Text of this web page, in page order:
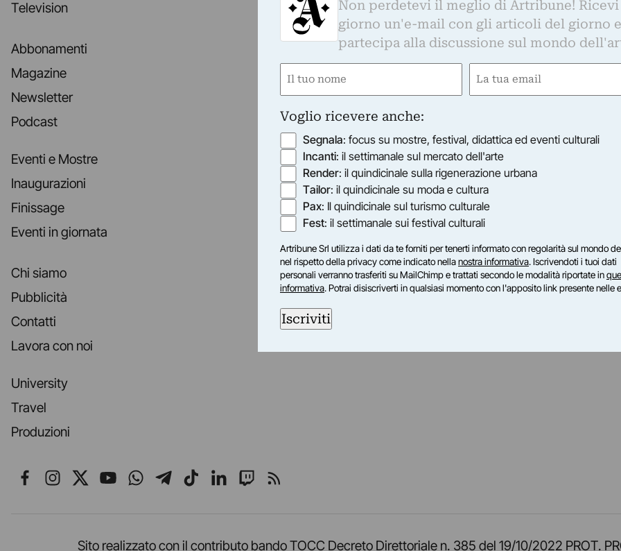
Television
Abbonamenti
Magazine
Newsletter
Podcast
Eventi e Mostre
Inaugurazioni
Finissage
Eventi in giornata
Chi siamo
Pubblicità
Contatti
Lavora con noi
University
Travel
Produzioni
Seguici su Facebook
Seguici su Instagram
Seguici su X
Seguici su YouTube
Seguici su WhatsApp
Seguici su Telegram
Seguici su TikTok
Seguici su LinkedIn
Seguici su Twitch
Seguici su Rss
Sito realizzato con il contributo bando TOCC Decreto Direttoriale n. 385 del 19/10/2022 PROT.
Non perdetevi il meglio di Artribune!
giorno un'e-mail con gli articoli del giorno
partecipa alla discussione sul mondo
Nome
Email
Voglio ricevere anche:
Segnala: focus su mostre, festival, didattica ed eventi culturali
Incanti: il settimanale sul mercato dell'arte
Render: il quindicinale sulla rigenerazione urbana
Tailor: il quindicinale su moda e cultura
Pax: Il quindicinale sul turismo culturale
Fest: il settimanale sui festival culturali
Artribune Srl utilizza i dati da te forniti per tenerti informato con regolarità sul mondo
nel rispetto della privacy come indicato nellanostra informativa. Iscrivendoti i tuoi dati
personali verranno trasferiti su MailChimp e trattati secondo le modalità riportate in
informativa. Potrai disiscriverti in qualsiasi momento con l'apposito link presente nelle
Iscriviti